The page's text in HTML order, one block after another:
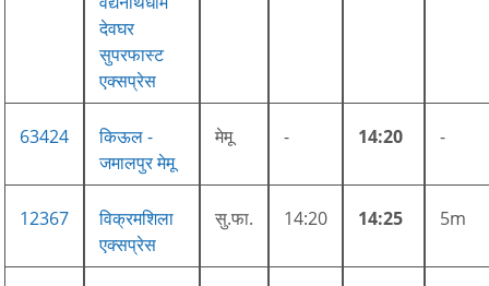
देवघर
सुपरफास्ट
एक्सप्रेस
63424
किऊल -
जमालपुर मेमू
मेमू - 14:20 -
12367
विक्रमशिला
एक्सप्रेस
सु.फा. 14:20 14:25 5m